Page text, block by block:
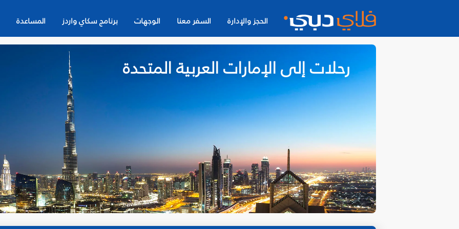
الحجز والإدارة السفر معنا الوجهات برنامج سكاي واردز المساعدة
رحلات إلى الإمارات العربية المتحدة